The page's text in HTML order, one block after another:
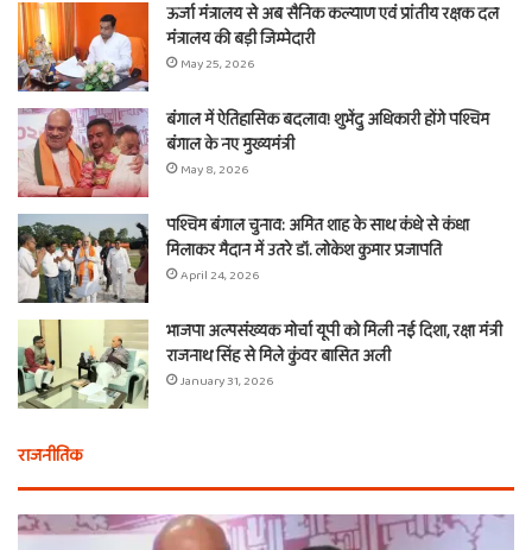
ऊर्जा मंत्रालय से अब सैनिक कल्याण एवं प्रांतीय रक्षक दल
मंत्रालय की बड़ी जिम्मेदारी
May 25, 2026
बंगाल में ऐतिहासिक बदलाव! शुभेंदु अधिकारी होंगे पश्चिम
बंगाल के नए मुख्यमंत्री
May 8, 2026
पश्चिम बंगाल चुनाव: अमित शाह के साथ कंधे से कंधा
मिलाकर मैदान में उतरे डॉ. लोकेश कुमार प्रजापति
April 24, 2026
भाजपा अल्पसंख्यक मोर्चा यूपी को मिली नई दिशा, रक्षा मंत्री
राजनाथ सिंह से मिले कुंवर बासित अली
January 31, 2026
राजनीतिक